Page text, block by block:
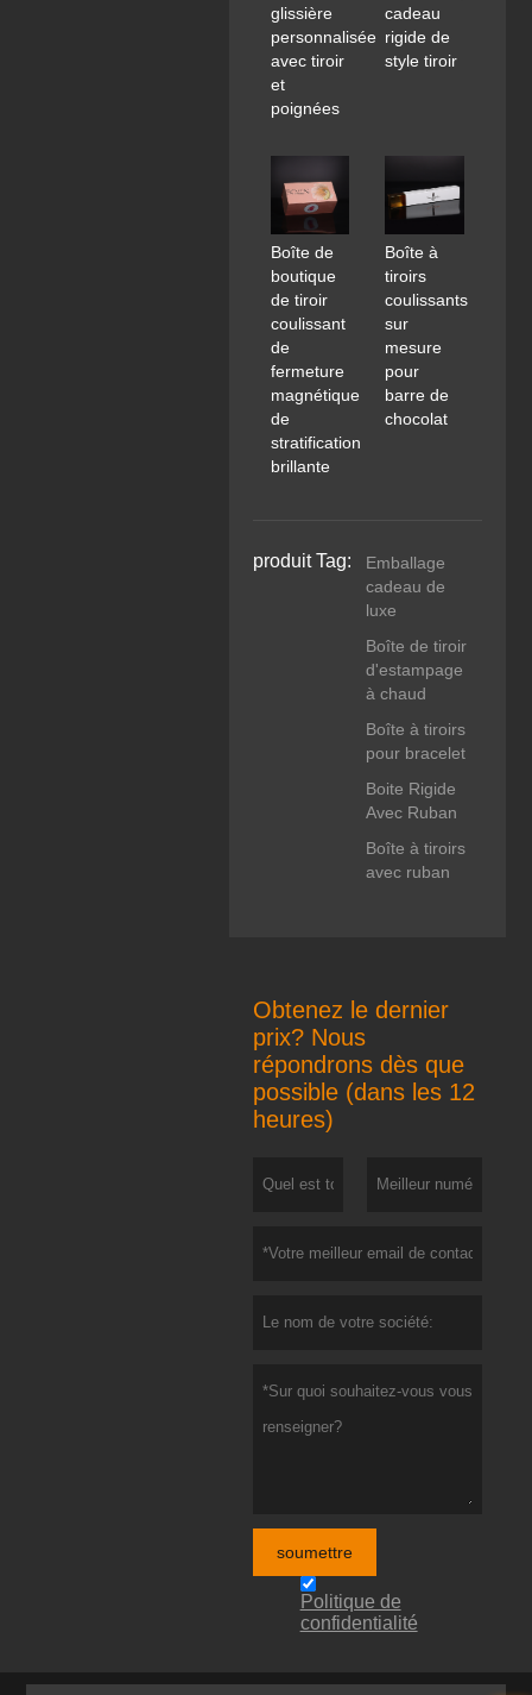
glissière
personnalisée
avec tiroir
et
poignées
cadeau
rigide de
style tiroir
Boîte de
boutique
de tiroir
coulissant
de
fermeture
magnétique
de
stratification
brillante
Boîte à
tiroirs
coulissants
sur
mesure
pour
barre de
chocolat
produit Tag:
Emballage
cadeau de
luxe
Boîte de tiroir
d'estampage
à chaud
Boîte à tiroirs
pour bracelet
Boite Rigide
Avec Ruban
Boîte à tiroirs
avec ruban
Obtenez le dernier
prix? Nous
répondrons dès que
possible (dans les 12
heures)
soumettre
Politique de
confidentialité